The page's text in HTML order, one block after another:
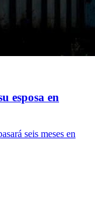
esposa en
seis meses en